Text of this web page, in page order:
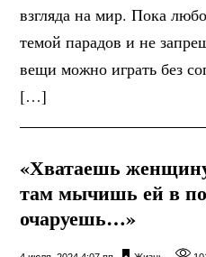
взгляда на мир. Пока
темой парадов и не
вещи можно играть без
[…]
«Хватаешь
там мычишь ей в
очаруешь…»